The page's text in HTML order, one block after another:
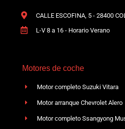
CALLE ESCOFINA, 5 - 28400
L-V 8 a 16 - Horario Verano
Motores de coche
Motor completo Suzuki Vitara
Motor arranque Chevrolet Alero
Motor completo Ssangyong